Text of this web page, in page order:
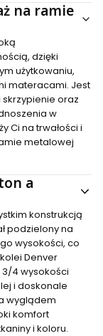
na ramie
dzięki
użytkowaniu,
materacami. Jest
oraz
w
Ci na trwałości i
metalowej
a
konstrukcją
podzielony na
wysokości, co
Denver
4 wysokości
i doskonale
wyglądem
komfort
i koloru.